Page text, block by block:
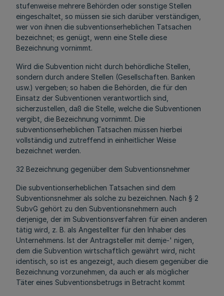
stufenweise mehrere Behörden oder sonstige Stellen
eingeschaltet, so müssen sie sich darüber verständigen,
wer von ihnen die subventionserheblichen Tatsachen
bezeichnet; es genügt, wenn eine Stelle diese
Bezeichnung vornimmt.
Wird die Subvention nicht durch behördliche Stellen,
sondern durch andere Stellen (Gesellschaften. Banken
usw.) vergeben; so haben die Behörden, die für den
Einsatz der Subventionen verantwortlich sind,
sicherzustellen, daß die Stelle, welche die Subventionen
vergibt, die Bezeichnung vornimmt. Die
subventionserheblichen Tatsachen müssen hierbei
vollständig und zutreffend in einheitlicher Weise
bezeichnet werden.
32 Bezeichnung gegenüber dem Subventionsnehmer
Die subventionserheblichen Tatsachen sind dem
Subventionsnehmer als solche zu bezeichnen. Nach § 2
SubvG gehört zu den Subventionsnehmern auch
derjenige, der im Subventionsverfahren für einen anderen
tätig wird, z. B. als Angestellter für den Inhaber des
Unternehmens. Ist der Antragsteller mit demje-' nigen,
dem die Subvention wirtschaftlich gewährt wird, nicht
identisch, so ist es angezeigt, auch diesem gegenüber die
Bezeichnung vorzunehmen, da auch er als möglicher
Täter eines Subventionsbetrugs in Betracht kommt